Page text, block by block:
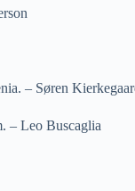
– Søren
– Leo Buscaglia